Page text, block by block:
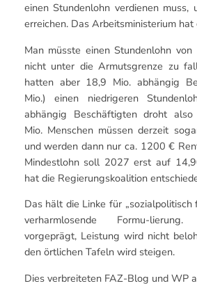
einen Stundenlohn verdienen muss,
erreichen. Das Arbeitsministerium hat
Man müsste einen Stundenlohn
nicht unter die Armutsgrenze zu
hatten aber 18,9 Mio. abhängig
Mio.) einen niedrigeren
abhängig Beschäftigten droht
Mio. Menschen müssen derzeit
und werden dann nur ca. 1200 €
Mindestlohn soll 2027 erst auf
hat die Regierungskoalition
Das hält die Linke für „sozialpolitisch
verharmlosende Formu-
vorgeprägt, Leistung wird nicht
den örtlichen Tafeln wird steigen.
Dies verbreiteten FAZ-Blog und WP